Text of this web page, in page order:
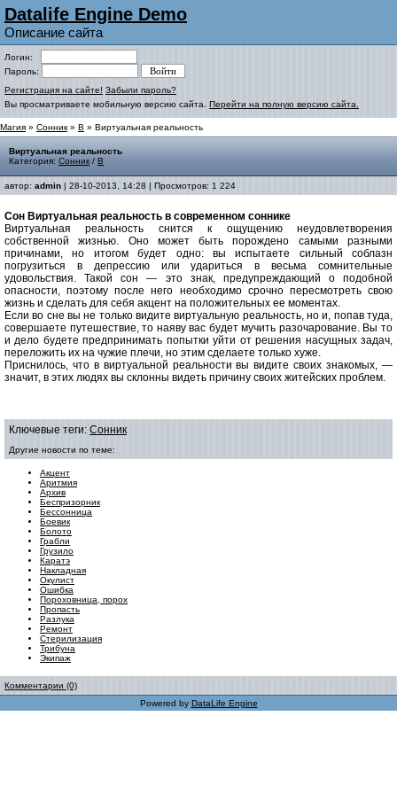
Datalife Engine Demo
Описание сайта
Логин:
Пароль:
Регистрация на сайте! Забыли пароль?
Вы просматриваете мобильную версию сайта. Перейти на полную версию сайта.
Магия » Сонник » В » Виртуальная реальность
Виртуальная реальность
Категория: Сонник / В
автор: admin | 28-10-2013, 14:28 | Просмотров: 1 224
Сон Виртуальная реальность в современном соннике
Виртуальная реальность снится к ощущению неудовлетворения
собственной жизнью. Оно может быть порождено самыми разными
причинами, но итогом будет одно: вы испытаете сильный соблазн
погрузиться в депрессию или удариться в весьма сомнительные
удовольствия. Такой сон — это знак, предупреждающий о подобной
опасности, поэтому после него необходимо срочно пересмотреть свою
жизнь и сделать для себя акцент на положительных ее моментах.
Если во сне вы не только видите виртуальную реальность, но и, попав туда,
совершаете путешествие, то наяву вас будет мучить разочарование. Вы то
и дело будете предпринимать попытки уйти от решения насущных задач,
переложить их на чужие плечи, но этим сделаете только хуже.
Приснилось, что в виртуальной реальности вы видите своих знакомых, —
значит, в этих людях вы склонны видеть причину своих житейских проблем.
Ключевые теги: Сонник
Другие новости по теме:
Акцент
Аритмия
Архив
Беспризорник
Бессонница
Боевик
Болото
Грабли
Грузило
Каратэ
Накладная
Окулист
Ошибка
Пороховница, порох
Пропасть
Разлука
Ремонт
Стерилизация
Трибуна
Экипаж
Комментарии (0)
Powered by DataLife Engine